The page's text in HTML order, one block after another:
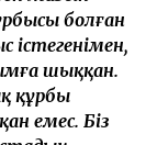
үйленгені
де қызу
құрбысы
қатар оның